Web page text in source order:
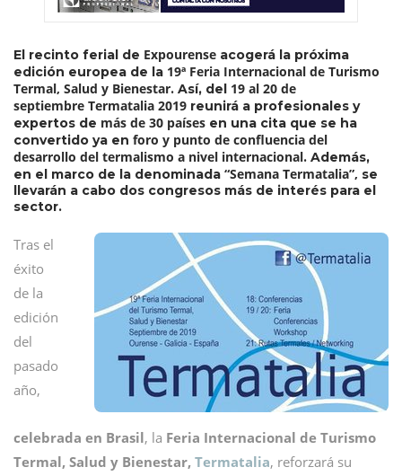
El recinto ferial de Expourense acogerá la próxima
edición europea de la 19ª Feria Internacional de Turismo
Termal, Salud y Bienestar. Así, del 19 al 20 de
septiembre Termatalia 2019 reunirá a profesionales y
expertos de más de 30 países en una cita que se ha
convertido ya en foro y punto de confluencia del
desarrollo del termalismo a nivel internacional. Además,
en el marco de la denominada “Semana Termatalia”, se
llevarán a cabo dos congresos más de interés para el
sector.
Tras el
éxito
de la
edición
del
pasado
año,
celebrada en Brasil, la Feria Internacional de Turismo
Termal, Salud y Bienestar, Termatalia, reforzará su